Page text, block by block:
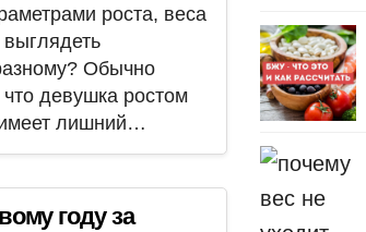
роста, веса
выглядеть
Обычно
что девушка ростом
лишний…
году за